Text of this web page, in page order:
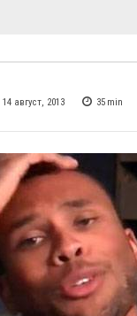
14 август, 2013 35 min